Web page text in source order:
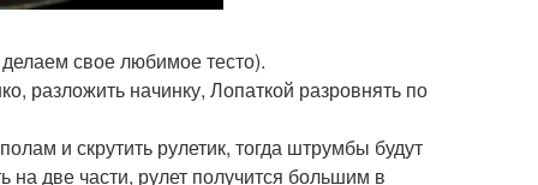
свое любимое тесто).
разложить начинку, Лопаткой разровнять по
и скрутить рулетик, тогда штрумбы будут
две части, рулет получится большим в